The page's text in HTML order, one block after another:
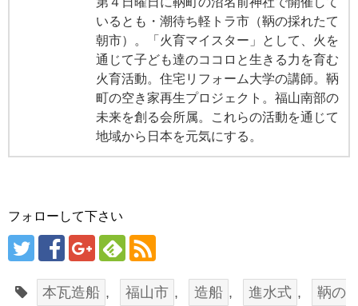
いるとも・潮待ち軽トラ市（鞆の採れたて
朝市）。「火育マイスター」として、火を
通じて子ども達のココロと生きる力を育む
火育活動。住宅リフォーム大学の講師。鞆
町の空き家再生プロジェクト。福山南部の
未来を創る会所属。これらの活動を通じて
地域から日本を元気にする。
フォローして下さい
本瓦造船 , 福山市 , 造船 , 進水式 ,
鞆の